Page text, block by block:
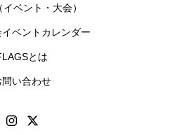
ベント・大会）
ベントカレンダー
とは
問い合わせ